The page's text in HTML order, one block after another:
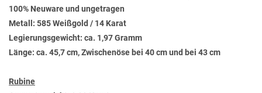
100% Neuware und ungetragen
Metall: 585 Weißgold / 14 Karat
Legierungsgewicht: ca. 1,97 Gramm
Länge: ca. 45,7 cm, Zwischenöse bei 40 cm und bei 43 cm
Rubine